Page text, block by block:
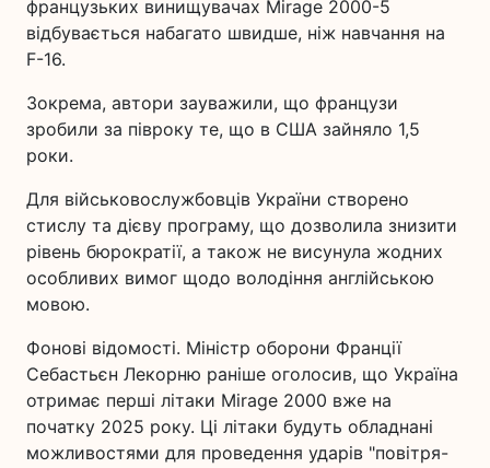
французьких винищувачах Mirage 2000-5
відбувається набагато швидше, ніж навчання на
F-16.
Зокрема, автори зауважили, що французи
зробили за півроку те, що в США зайняло 1,5
роки.
Для військовослужбовців України створено
стислу та дієву програму, що дозволила знизити
рівень бюрократії, а також не висунула жодних
особливих вимог щодо володіння англійською
мовою.
Фонові відомості. Міністр оборони Франції
Себастьєн Лекорню раніше оголосив, що Україна
отримає перші літаки Mirage 2000 вже на
початку 2025 року. Ці літаки будуть обладнані
можливостями для проведення ударів "повітря-